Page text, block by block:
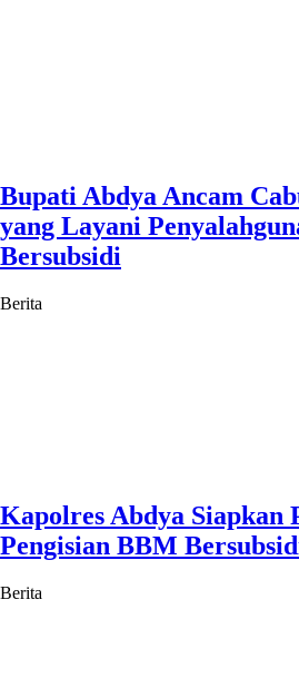
Bupati Abdya Ancam
yang Layani
Bersubsidi
Berita
Kapolres Abdya Siapkan
Pengisian BBM
Berita